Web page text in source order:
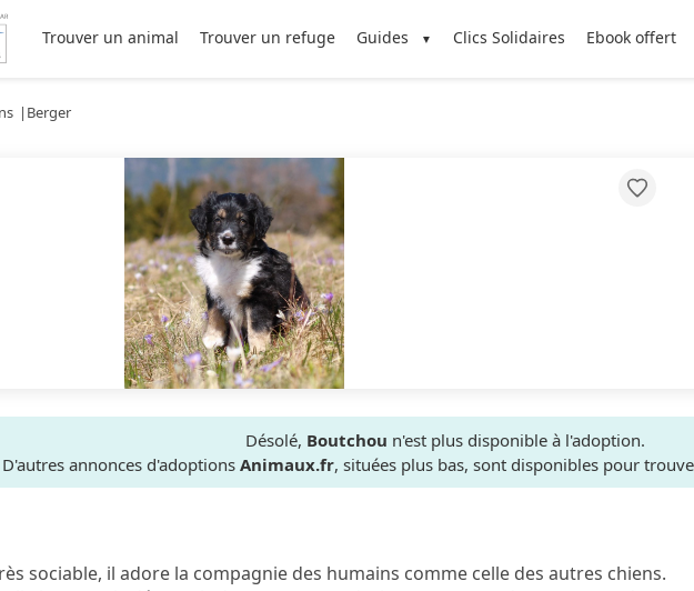
Trouver un animal Trouver un refuge Guides Clics Solidaires Ebook offert
Berger
Désolé, Boutchou n'est plus disponible à l'adoption.
D'autres annonces d'adoptions Animaux.fr, situées plus bas, sont disponibles pour
sociable, il adore la compagnie des humains comme celle des autres chiens.